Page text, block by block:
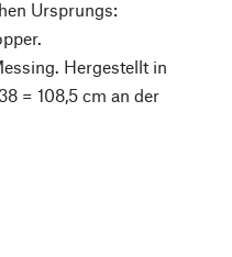
Ursprungs:
Hergestellt in
= 108,5 cm an der